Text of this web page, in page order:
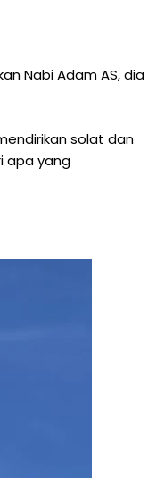
Nabi Adam AS, dia
solat dan
apa yang